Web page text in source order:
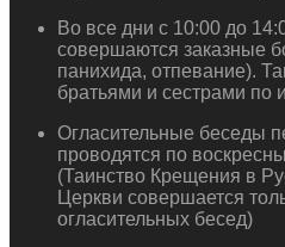
Во все дни с 10:00 до
совершаются заказные
панихида, отпевание).
братьями и сестрами по
Огласительные беседы
проводятся по
(Таинство Крещения в
Церкви совершается
огласительных бесед)